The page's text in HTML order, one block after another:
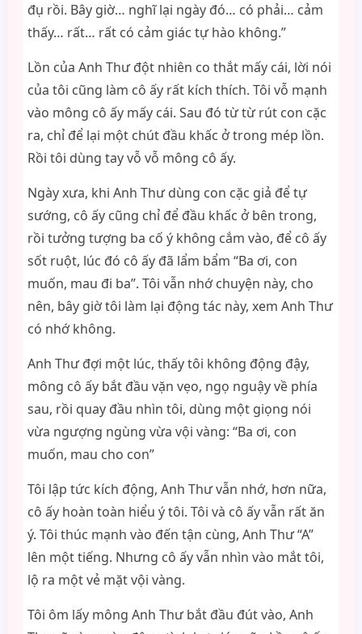
đụ rồi. Bây giờ… nghĩ lại ngày đó… có phải… cảm
thấy… rất… rất có cảm giác tự hào không.”
Lồn của Anh Thư đột nhiên co thắt mấy cái, lời nói
của tôi cũng làm cô ấy rất kích thích. Tôi vỗ mạnh
vào mông cô ấy mấy cái. Sau đó từ từ rút con cặc
ra, chỉ để lại một chút đầu khấc ở trong mép lồn.
Rồi tôi dùng tay vỗ vỗ mông cô ấy.
Ngày xưa, khi Anh Thư dùng con cặc giả để tự
sướng, cô ấy cũng chỉ để đầu khấc ở bên trong,
rồi tưởng tượng ba cố ý không cắm vào, để cô ấy
sốt ruột, lúc đó cô ấy đã lẩm bẩm “Ba ơi, con
muốn, mau đi ba”. Tôi vẫn nhớ chuyện này, cho
nên, bây giờ tôi làm lại động tác này, xem Anh Thư
có nhớ không.
Anh Thư đợi một lúc, thấy tôi không động đậy,
mông cô ấy bắt đầu vặn vẹo, ngọ nguậy về phía
sau, rồi quay đầu nhìn tôi, dùng một giọng nói
vừa ngượng ngùng vừa vội vàng: “Ba ơi, con
muốn, mau cho con”
Tôi lập tức kích động, Anh Thư vẫn nhớ, hơn nữa,
cô ấy hoàn toàn hiểu ý tôi. Tôi và cô ấy vẫn rất ăn
ý. Tôi thúc mạnh vào đến tận cùng, Anh Thư “A”
lên một tiếng. Nhưng cô ấy vẫn nhìn vào mắt tôi,
lộ ra một vẻ mặt vội vàng.
Tôi ôm lấy mông Anh Thư bắt đầu đút vào, Anh